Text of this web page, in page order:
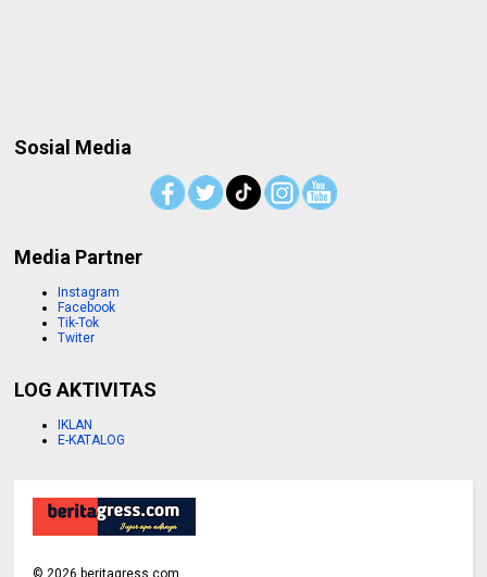
Sosial Media
Media Partner
Instagram
Facebook
Tik-Tok
Twiter
LOG AKTIVITAS
IKLAN
E-KATALOG